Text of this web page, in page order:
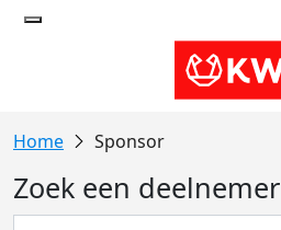
Sponsor
Zoek een deelnemer